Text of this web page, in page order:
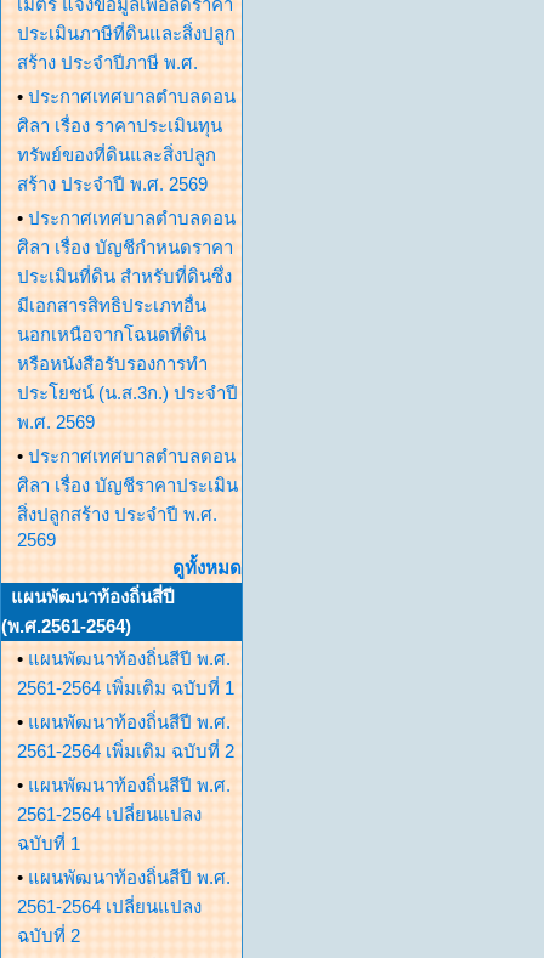
เมตร แจ้งข้อมูลเพื่อลดราคา
ประเมินภาษีที่ดินและสิ่งปลูก
สร้าง ประจำปีภาษี พ.ศ.
• ประกาศเทศบาลตำบลดอน
ศิลา เรื่อง ราคาประเมินทุน
ทรัพย์ของที่ดินและสิ่งปลูก
สร้าง ประจำปี พ.ศ. 2569
• ประกาศเทศบาลตำบลดอน
ศิลา เรื่อง บัญชีกำหนดราคา
ประเมินที่ดิน สำหรับที่ดินซึ่ง
มีเอกสารสิทธิประเภทอื่น
นอกเหนือจากโฉนดที่ดิน
หรือหนังสือรับรองการทำ
ประโยชน์ (น.ส.3ก.) ประจำปี
พ.ศ. 2569
• ประกาศเทศบาลตำบลดอน
ศิลา เรื่อง บัญชีราคาประเมิน
สิ่งปลูกสร้าง ประจำปี พ.ศ.
2569
ดูทั้งหมด
แผนพัฒนาท้องถิ่นสี่ปี
(พ.ศ.2561-2564)
• แผนพัฒนาท้องถิ่นสีปี พ.ศ.
2561-2564 เพิ่มเติม ฉบับที่ 1
• แผนพัฒนาท้องถิ่นสีปี พ.ศ.
2561-2564 เพิ่มเติม ฉบับที่ 2
• แผนพัฒนาท้องถิ่นสีปี พ.ศ.
2561-2564 เปลี่ยนแปลง
ฉบับที่ 1
• แผนพัฒนาท้องถิ่นสีปี พ.ศ.
2561-2564 เปลี่ยนแปลง
ฉบับที่ 2